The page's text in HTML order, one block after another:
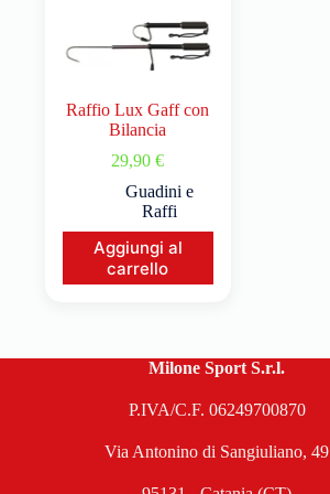
Raffio Lux Gaff con
Bilancia
29,90€
Guadini e
Raffi
Aggiungi al
carrello
Milone Sport S.r.l.
P.IVA/C.F. 06249700870
Via Antonino di Sangiuliano, 49